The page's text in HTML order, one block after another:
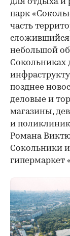
парк
часть
сложившийся
небольшой
Сокольниках
позднее
деловые и
магазины,
и
Романа
Сокольники и
гипермаркет